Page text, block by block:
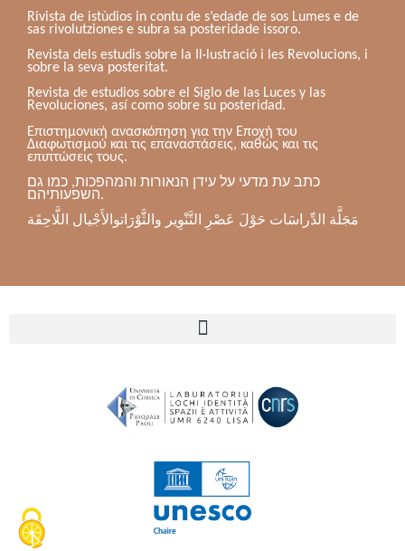
Rivista de istùdios in contu de s’edade de sos Lumes e de
sas rivolutziones e subra sa posteridade issoro.
Revista dels estudis sobre la Il·lustració i les Revolucions, i
sobre la seva posteritat.
Revista de estudios sobre el Siglo de las Luces y las
Revoluciones, así como sobre su posteridad.
Επιστημονική ανασκόπηση για την Εποχή του
Διαφωτισμού και τις επαναστάσεις, καθώς και τις
επιπτώσεις τους.
כתב עת מדעי על עידן הנאורות והמהפכות, כמו גם
השפעותיהם.
مَجَلَّة الدِّراسَات حَوْلَ عَصْرِ التَّنْوِير والثَّوْرَاتوالأَجْيال اللَّاحِقَة